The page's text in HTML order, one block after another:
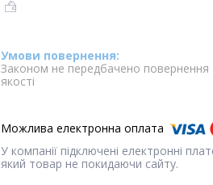
Законом не передбачено
якості
У компанії підключені електронні
який товар не покидаючи сайту.